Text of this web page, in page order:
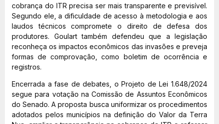
cobrança do ITR precisa ser mais transparente e previsível.
Segundo ele, a dificuldade de acesso à metodologia e aos
laudos técnicos compromete o direito de defesa dos
produtores. Goulart também defendeu que a legislação
reconheça os impactos econômicos das invasões e preveja
formas de comprovação, como boletim de ocorrência e
registros.
Encerrada a fase de debates, o Projeto de Lei 1.648/2024
segue para votação na Comissão de Assuntos Econômicos
do Senado. A proposta busca uniformizar os procedimentos
adotados pelos municípios na definição do Valor da Terra